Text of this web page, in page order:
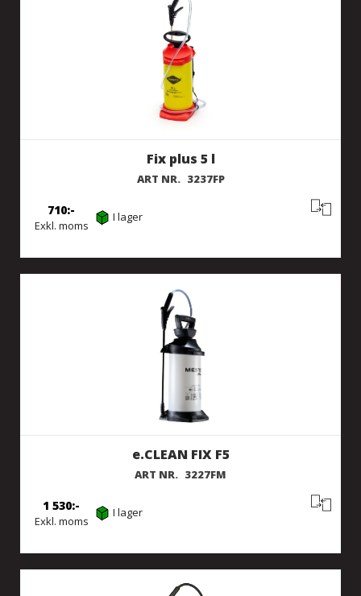
Fix plus 5 l
ART NR. 3237FP
Exkl. moms
710 I lager
e.CLEAN FIX F5
ART NR. 3227FM
Exkl. moms
1 530 I lager